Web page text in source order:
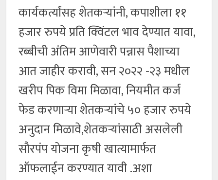
कार्यकर्त्यांसह शेतकऱ्यांनी, कपाशीला ११
हजार रुपये प्रति क्विंटल भाव देण्यात यावा,
रब्बीची अंतिम आणेवारी पन्नास पैशाच्या
आत जाहीर करावी, सन २०२२ -२३ मधील
खरीप पिक विमा मिळावा, नियमीत कर्ज
फेड करणाऱ्या शेतकऱ्यांचे ५० हजार रुपये
अनुदान मिळावे,शेतकऱ्यांसाठी असलेली
सौरपंप योजना कृषी खात्यामार्फत
ऑफलाईन करण्यात यावी .अशा